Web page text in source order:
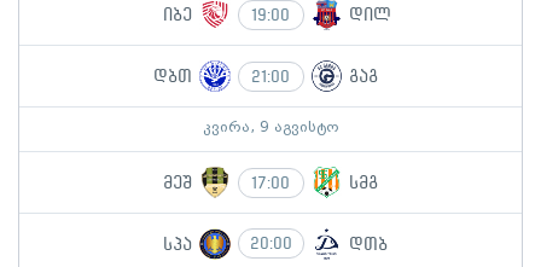
იბე 19:00 დილ
დბთ 21:00 გაგ
კვირა, 9 აგვისტო
მეშ 17:00 სმგ
სპა 20:00 დთბ